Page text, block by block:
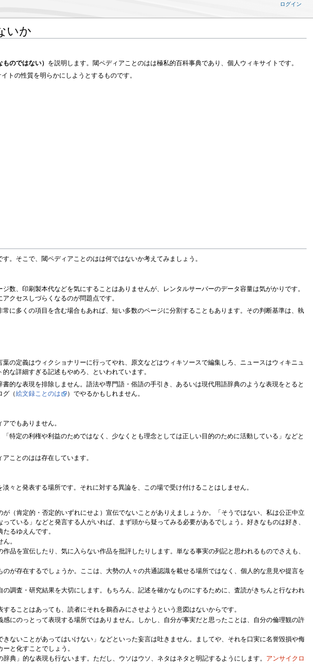
いか
のではない） を説明します。閾ペディアことのはは極私的百科事典であり、個人ウィキサイトです。
トの性質を明らかにしようとするものです。
す。そこで、閾ペディアことのはは何ではないか考えてみましょう。
数、印刷製本代などを気にすることはありませんが、レンタルサーバーのデータ容量は気がかりです。
クセスしづらくなるのが問題点です。
に多くの項目を含む場合もあれば、短い多数のページに分割することもあります。その判断基準は、執
の定義はウィクショナリーに行ってやれ、原文などはウィキソースで編集しろ、ニュースはウィキニュ
な詳細すぎる記述もやめろ、といわれています。
的な表現を排除しません。語法や専門語・俗語の手引き、あるいは現代用語辞典のような表現をとると
グ（絵文録ことのは ）でやるかもしれません。
でもありません。
特定の利権や利益のためではなく、少なくとも理念としては正しい目的のために活動している」などと
ことのはは存在しています。
々と発表する場所です。それに対する異論を、この場で受け付けることはしません。
が（肯定的・否定的いずれにせよ）宣伝でないことがありえましょうか。「そうではない、私は公正中立
ている」などと発言する人がいれば、まず頭から疑ってみる必要があるでしょう。好きなものは好き、
るゆえんです。
。
品を宣伝したり、気に入らない作品を批評したりします。単なる事実の列記と思われるものでさえも、
のが存在するでしょうか。ここは、大勢の人々の共通認識を載せる場所ではなく、個人的な意見や提言を
の調査・研究結果を大切にします。もちろん、記述を確かなものにするために、査読がきちんと行なわれ
ることはあっても、読者にそれを鵜呑みにさせようという意図はないからです。
感にのっとって表現する場所ではありません。しかし、自分が事実だと思ったことは、自分の倫理観の許
ないことがあってはいけない」などといった妄言は吐きません。ましてや、それを口実に名誉毀損や侮
と化すことでしょう。
典」的な表現も行ないます。ただし、ウソはウソ、ネタはネタと明記するようにします。 アンサイクロ
ログイン